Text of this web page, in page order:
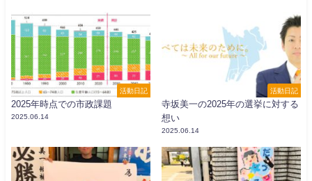
活動日記
2025年時点での市政課題
2025.06.14
活動日記
寺坂美一の2025年の選挙に対する
想い
2025.06.14